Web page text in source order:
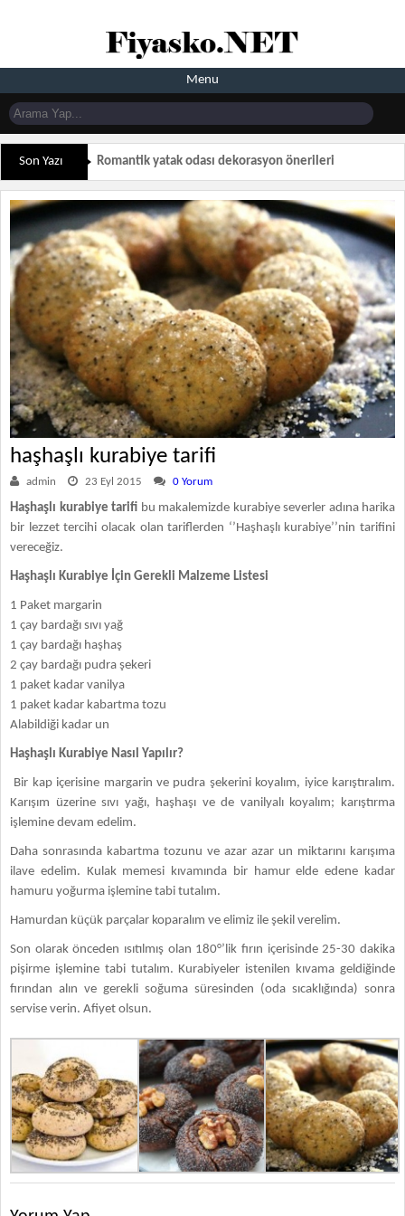
Menu
Son Yazı Romantik yatak odası dekorasyon önerileri
haşhaşlı kurabiye tarifi
admin 23 Eyl 2015 0 Yorum
Haşhaşlı kurabiye tarifi bu makalemizde kurabiye severler adına harika
bir lezzet tercihi olacak olan tariflerden ‘’Haşhaşlı kurabiye’’nin tarifini
vereceğiz.
Haşhaşlı Kurabiye İçin Gerekli Malzeme Listesi
1 Paket margarin
1 çay bardağı sıvı yağ
1 çay bardağı haşhaş
2 çay bardağı pudra şekeri
1 paket kadar vanilya
1 paket kadar kabartma tozu
Alabildiği kadar un
Haşhaşlı Kurabiye Nasıl Yapılır?
Bir kap içerisine margarin ve pudra şekerini koyalım, iyice karıştıralım.
Karışım üzerine sıvı yağı, haşhaşı ve de vanilyalı koyalım; karıştırma
işlemine devam edelim.
Daha sonrasında kabartma tozunu ve azar azar un miktarını karışıma
ilave edelim. Kulak memesi kıvamında bir hamur elde edene kadar
hamuru yoğurma işlemine tabi tutalım.
Hamurdan küçük parçalar koparalım ve elimiz ile şekil verelim.
Son olarak önceden ısıtılmış olan 180°’lik fırın içerisinde 25-30 dakika
pişirme işlemine tabi tutalım. Kurabiyeler istenilen kıvama geldiğinde
fırından alın ve gerekli soğuma süresinden (oda sıcaklığında) sonra
servise verin. Afiyet olsun.